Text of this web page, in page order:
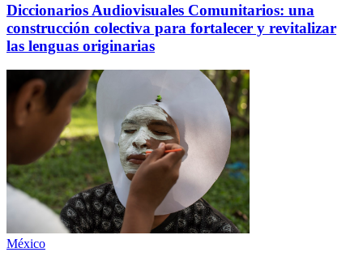
Diccionarios Audiovisuales Comunitarios: una
construcción colectiva para fortalecer y revitalizar
las lenguas originarias
México